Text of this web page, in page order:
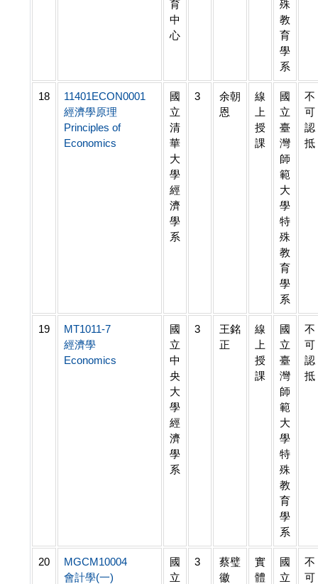
育
中
心
殊
教
育
學
系
18
11401ECON0001
經濟學原理
Principles of
Economics
國
立
清
華
大
學
經
濟
學
系
3
余朝
恩
線
上
授
課
國
立
臺
灣
師
範
大
學
特
殊
教
育
學
系
不
可
認
抵
19
MT1011-7
經濟學
Economics
國
立
中
央
大
學
經
濟
學
系
3
王銘
正
線
上
授
課
國
立
臺
灣
師
範
大
學
特
殊
教
育
學
系
不
可
認
抵
20
MGCM10004
會計學(一)
國
立
3
蔡璧
徽
實
體
國
立
不
可